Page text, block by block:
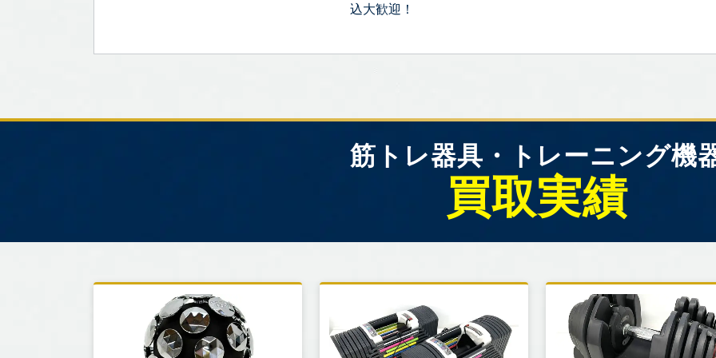
込大歓迎！
筋トレ器具・トレーニング機
買取実績